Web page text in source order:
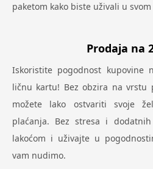
paketom kako biste uživali u
Prodaja na
Iskoristite pogodnost kupovine
ličnu kartu! Bez obzira na vrstu
možete lako ostvariti svoje
plaćanja. Bez stresa i
lakoćom i uživajte u
vam nudimo.